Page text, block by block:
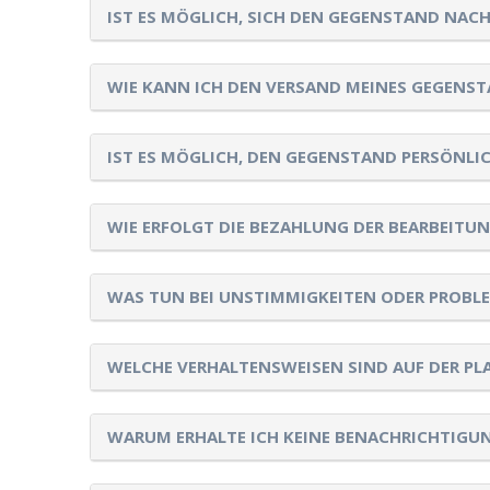
IST ES MÖGLICH, SICH DEN GEGENSTAND
WIE KANN ICH DEN VERSAND MEINES
IST ES MÖGLICH, DEN GEGENSTAND
WIE ERFOLGT DIE BEZAHLUNG DER
WAS TUN BEI UNSTIMMIGKEITEN ODER
WELCHE VERHALTENSWEISEN SIND AUF DER
WARUM ERHALTE ICH KEINE